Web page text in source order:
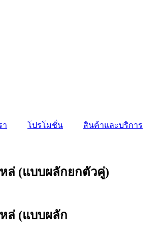
า โปรโมชั่น สินค้าและบริการ
ล่ (แบบผลักยกตัวคู่)
ล่ (แบบผลัก